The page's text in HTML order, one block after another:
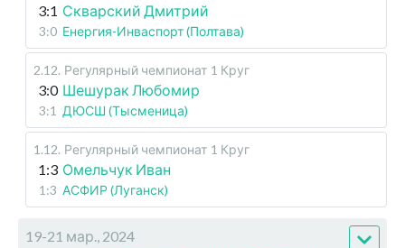
3:1 Скварский Дмитрий
3:0 Енергия-Инваспорт (Полтава)
2.12. Регулярный чемпионат 1 Круг
3:0 Шешурак Любомир
3:1 ДЮСШ (Тысменица)
1.12. Регулярный чемпионат 1 Круг
1:3 Омельчук Иван
1:3 АСФИР (Луганск)
19-21 мар., 2024